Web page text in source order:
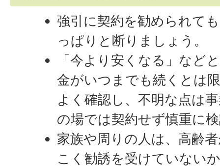
強引に契約を勧められて
っぱりと断りましょう。
「今より安くなる」など
金がいつまでも続くとは
よく確認し、不明な点は
の場では契約せず慎重に
家族や周りの人は、高齢
こく勧誘を受けていない